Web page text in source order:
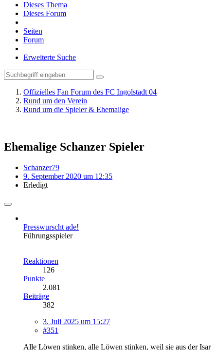
Dieses Thema
Dieses Forum
Seiten
Forum
Erweiterte Suche
Offizielles Fan Forum des FC Ingolstadt 04
Rund um den Verein
Rund um die Spieler & Ehemalige
Ehemalige Schanzer Spieler
Schanzer79
9. September 2020 um 12:35
Erledigt
Presswurscht ade!
Führungsspieler
Reaktionen
126
Punkte
2.081
Beiträge
382
3. Juli 2025 um 15:27
#351
Alle Löwen stinken, alle Löwen stinken, weil sie aus der Isar